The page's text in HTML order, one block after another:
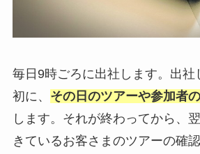
毎日9時ごろに出社します。出社
初に、 その日のツアーや参加者
します。それが終わってから、
きているお客さまのツアーの確